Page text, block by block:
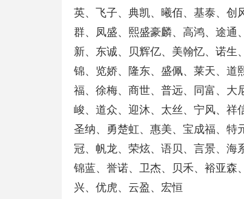
英、飞子、典凯、曦佰、基泰、创
群、凤盛、熙盛豪麟、高鸿、途通
新、东诚、贝辉亿、美翰忆、诺生
锦、览娇、隆东、盛佩、莱天、道
福、徐梅、商世、普远、同富、大
峻、道众、迎沐、太丝、宁风、祥
圣纳、勇楚虹、惠美、宝成福、特
冠、帆龙、荣炫、语贝、言景、海
锦蓝、誉诺、卫杰、贝禾、裕亚森
兴、优虎、云盈、宏恒